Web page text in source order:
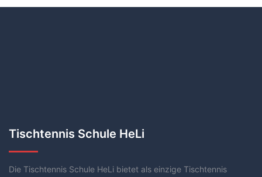
Tischtennis Schule HeLi
Die Tischtennis Schule HeLi bietet als einzige Tischtennis